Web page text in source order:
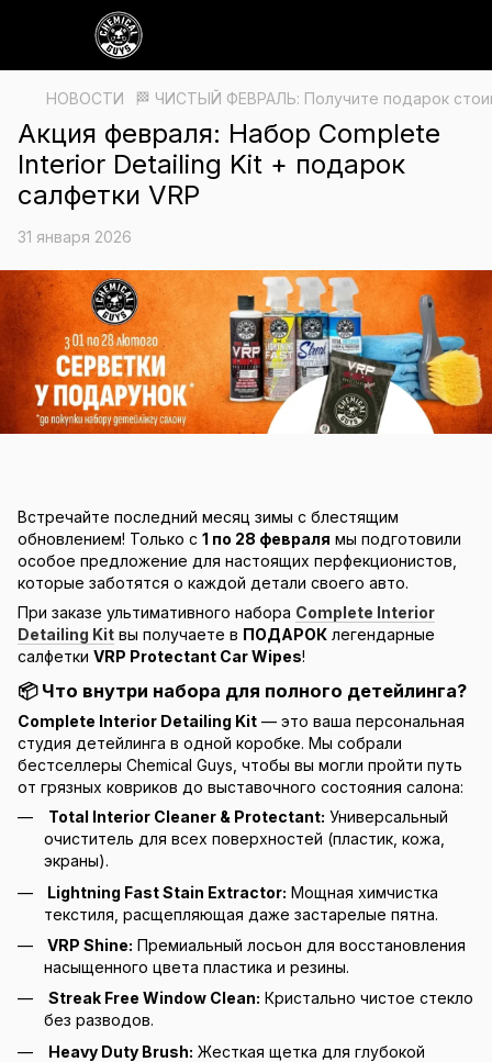
НОВОСТИ 🏁 ЧИСТЫЙ ФЕВРАЛЬ: Получите подарок
Акция февраля: Набор Complete
Interior Detailing Kit + подарок
салфетки VRP
31 января 2026
Встречайте последний месяц зимы с блестящим
обновлением! Только с 1 по 28 февраля мы подготовили
особое предложение для настоящих перфекционистов,
которые заботятся о каждой детали своего авто.
При заказе ультимативного набора Complete Interior
Detailing Kit вы получаете в ПОДАРОК легендарные
салфетки VRP Protectant Car Wipes!
📦 Что внутри набора для полного детейлинга?
Complete Interior Detailing Kit — это ваша персональная
студия детейлинга в одной коробке. Мы собрали
бестселлеры Chemical Guys, чтобы вы могли пройти путь
от грязных ковриков до выставочного состояния салона:
Total Interior Cleaner & Protectant: Универсальный
очиститель для всех поверхностей (пластик, кожа,
экраны).
Lightning Fast Stain Extractor: Мощная химчистка
текстиля, расщепляющая даже застарелые пятна.
VRP Shine: Премиальный лосьон для восстановления
насыщенного цвета пластика и резины.
Streak Free Window Clean: Кристально чистое стекло
без разводов.
Heavy Duty Brush: Жесткая щетка для глубокой